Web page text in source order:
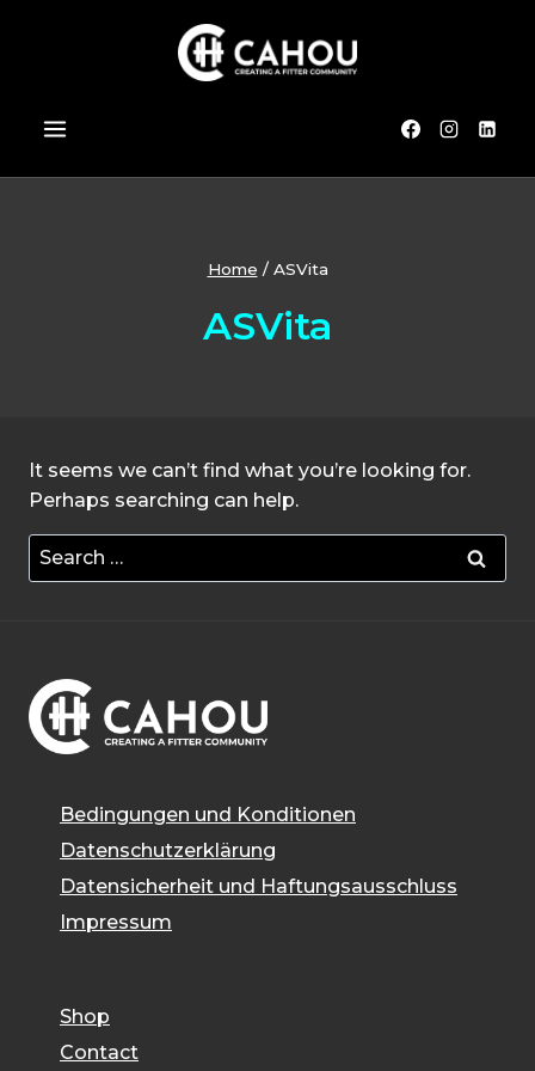
Home / ASVita
ASVita
It seems we can’t find what you’re looking for.
Perhaps searching can help.
Search
for:
Bedingungen und Konditionen
Datenschutzerklärung
Datensicherheit und Haftungsausschluss
Impressum
Shop
Contact